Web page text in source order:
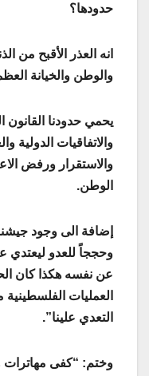
حدودها؟
انه العذر الأقبح من
والوطن والخيانة
يحمي حدودنا القانون
والاتفاقيات الدولية
والاستقرار ورفض
الوطن.
إضافة الى وجود
وحججاً للعدو ليعتدي
العمليات
التعدي علينا”.
وختم: “كفى